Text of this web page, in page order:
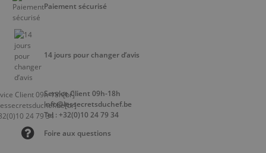
Paiement sécurisé
14 jours pour changer d’avis
Service Client 09h-18h
info@lessecretsduchef.be
Tel : +32(0)10 24 79 34
Foire aux questions